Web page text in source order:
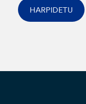
HARPIDETU